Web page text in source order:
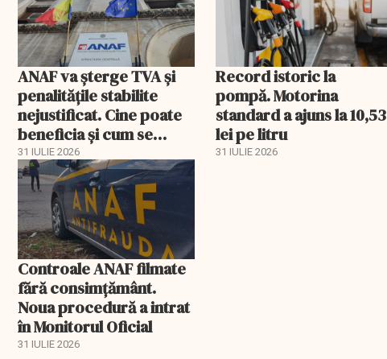
ANAF va șterge TVA și
penalitățile stabilite
nejustificat. Cine poate
beneficia și cum se
recuperează banii plătiți
31 IULIE 2026
Record istoric la
pompă. Motorina
standard a ajuns la 10,53
lei pe litru
31 IULIE 2026
Controale ANAF filmate
fără consimțământ.
Noua procedură a intrat
în Monitorul Oficial
31 IULIE 2026